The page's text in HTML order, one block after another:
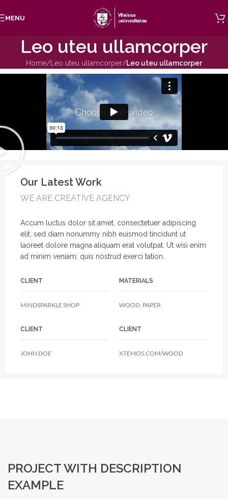
Skip to main content
MENU
Leo uteu ullamcorper
Home/ Leo uteu ullamcorper/Leo uteu ullamcorper
Our Latest Work
WE ARE CREATIVE AGENCY
Accum luctus dolor sit amet, consectetuer adipiscing
elit, sed diam nonummy nibh euismod tincidunt ut
laoreet dolore magna aliquam erat volutpat. Ut wisi enim
ad minim veniam, quis nostrud exerci tation.
CLIENT MATERIALS
MINDSPARKLE SHOP WOOD, PAPER
CLIENT CLIENT
JOHN DOE XTEMOS.COM/WOOD
PROJECT WITH DESCRIPTION
EXAMPLE